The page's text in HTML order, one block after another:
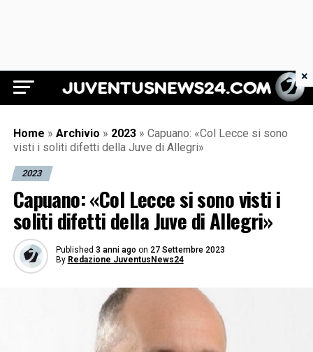
Juventus News 24
Home » Archivio » 2023 » Capuano: «Col Lecce si sono
visti i soliti difetti della Juve di Allegri»
2023
Capuano: «Col Lecce si sono visti i
soliti difetti della Juve di Allegri»
Published 3 anni ago on 27 Settembre 2023
By Redazione JuventusNews24
×